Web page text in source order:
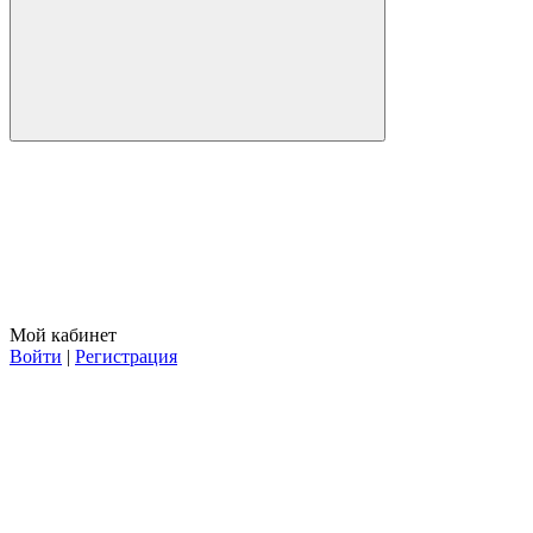
Мой кабинет
Войти | Регистрация